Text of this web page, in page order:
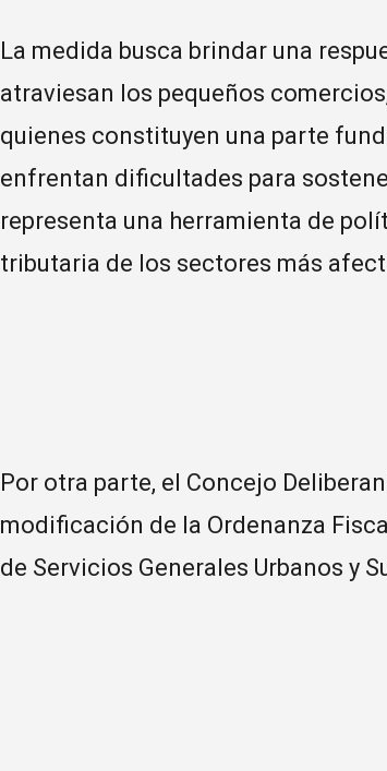
La medida busca brindar una
atraviesan los pequeños
quienes constituyen una parte
enfrentan dificultades para
representa una herramienta de
tributaria de los sectores más
Por otra parte, el Concejo
modificación de la Ordenanza
de Servicios Generales Urbanos y